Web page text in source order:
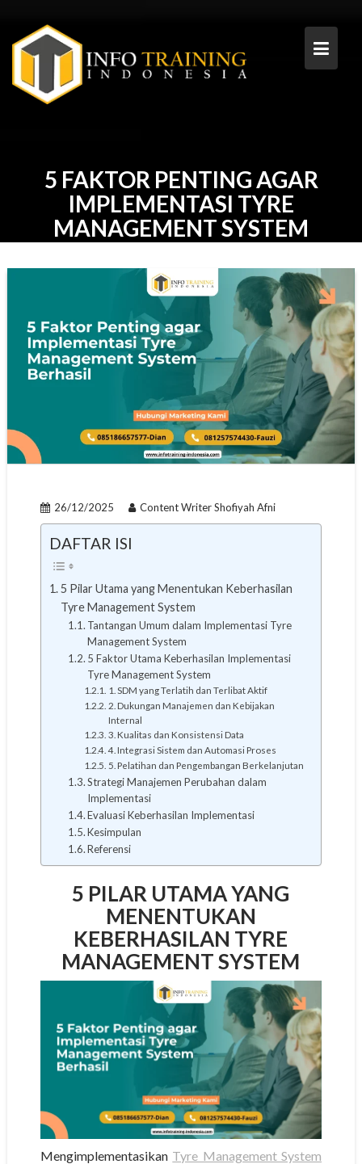
content
5 FAKTOR PENTING AGAR
IMPLEMENTASI TYRE
MANAGEMENT SYSTEM
26/12/2025 Content Writer Shofiyah Afni
DAFTAR ISI
5 Pilar Utama yang Menentukan Keberhasilan
Tyre Management System
Tantangan Umum dalam Implementasi Tyre
Management System
5 Faktor Utama Keberhasilan Implementasi
Tyre Management System
1. SDM yang Terlatih dan Terlibat Aktif
2. Dukungan Manajemen dan Kebijakan
Internal
3. Kualitas dan Konsistensi Data
4. Integrasi Sistem dan Automasi Proses
5. Pelatihan dan Pengembangan Berkelanjutan
Strategi Manajemen Perubahan dalam
Implementasi
Evaluasi Keberhasilan Implementasi
Kesimpulan
Referensi
5 PILAR UTAMA YANG
MENENTUKAN
KEBERHASILAN TYRE
MANAGEMENT SYSTEM
Mengimplementasikan Tyre Management System